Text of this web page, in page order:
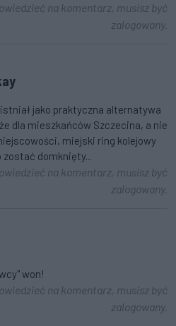
na komentarz, musisz być
zalogowany.
jako praktyczna alternatywa
dla mieszkańców Szczecina, a nie
miejski ring kolejowy
domknięty...
na komentarz, musisz być
zalogowany.
won!
na komentarz, musisz być
zalogowany.